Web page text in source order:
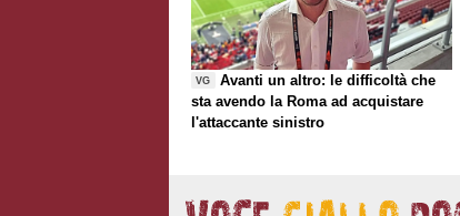
VG
Avanti un altro: le difficoltà che
sta avendo la Roma ad acquistare
l'attaccante sinistro